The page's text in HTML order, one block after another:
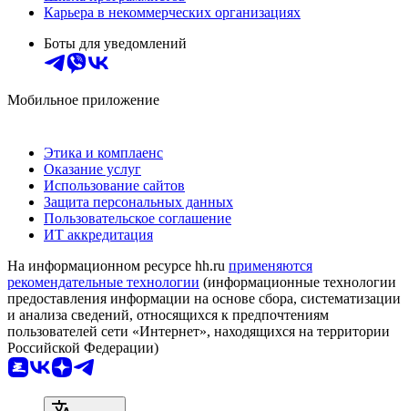
Карьера в некоммерческих организациях
Боты для уведомлений
Мобильное приложение
Этика и комплаенс
Оказание услуг
Использование сайтов
Защита персональных данных
Пользовательское соглашение
ИТ аккредитация
На информационном ресурсе hh.ru применяются
рекомендательные технологии (информационные технологии
предоставления информации на основе сбора, систематизации
и анализа сведений, относящихся к предпочтениям
пользователей сети «Интернет», находящихся на территории
Российской Федерации)